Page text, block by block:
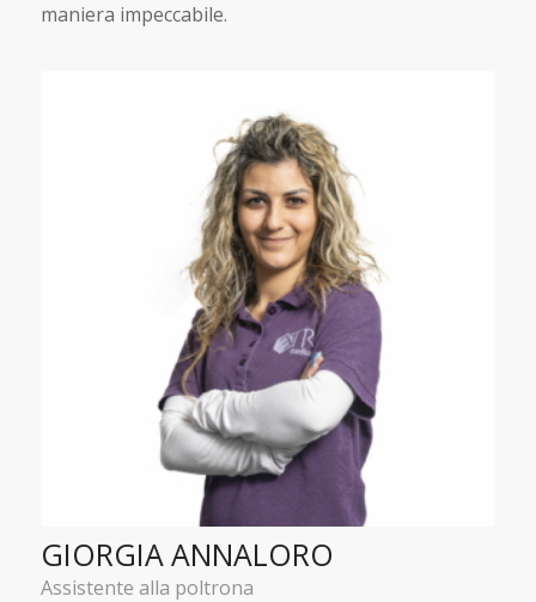
maniera impeccabile.
GIORGIA ANNALORO
Assistente alla poltrona